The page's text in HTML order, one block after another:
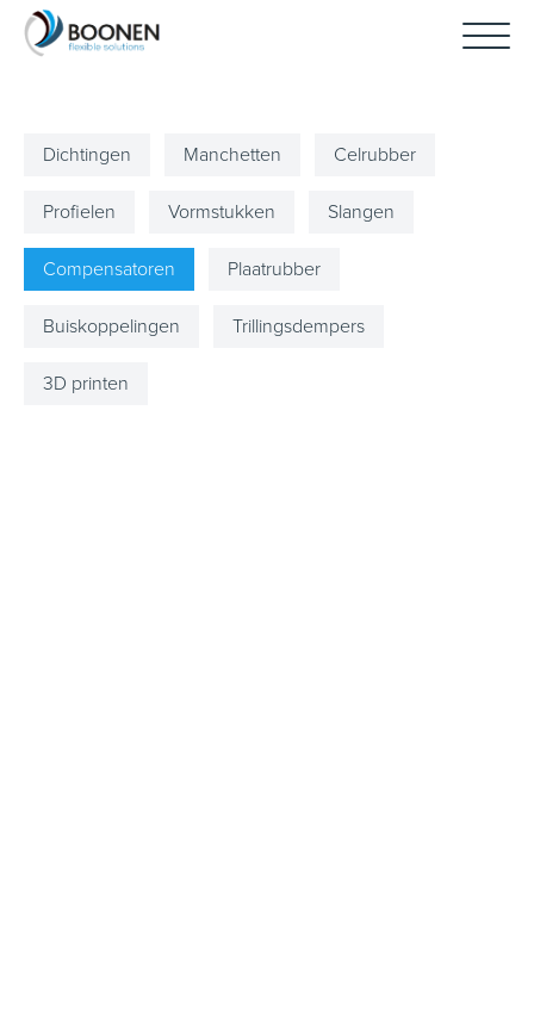
Dichtingen Manchetten Celrubber
Profielen Vormstukken Slangen
Compensatoren Plaatrubber
Buiskoppelingen Trillingsdempers
3D printen